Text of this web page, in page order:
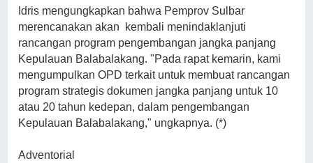
Idris mengungkapkan bahwa Pemprov Sulbar
merencanakan akan kembali menindaklanjuti
rancangan program pengembangan jangka panjang
Kepulauan Balabalakang. "Pada rapat kemarin, kami
mengumpulkan OPD terkait untuk membuat rancangan
program strategis dokumen jangka panjang untuk 10
atau 20 tahun kedepan, dalam pengembangan
Kepulauan Balabalakang," ungkapnya. (*)
Adventorial